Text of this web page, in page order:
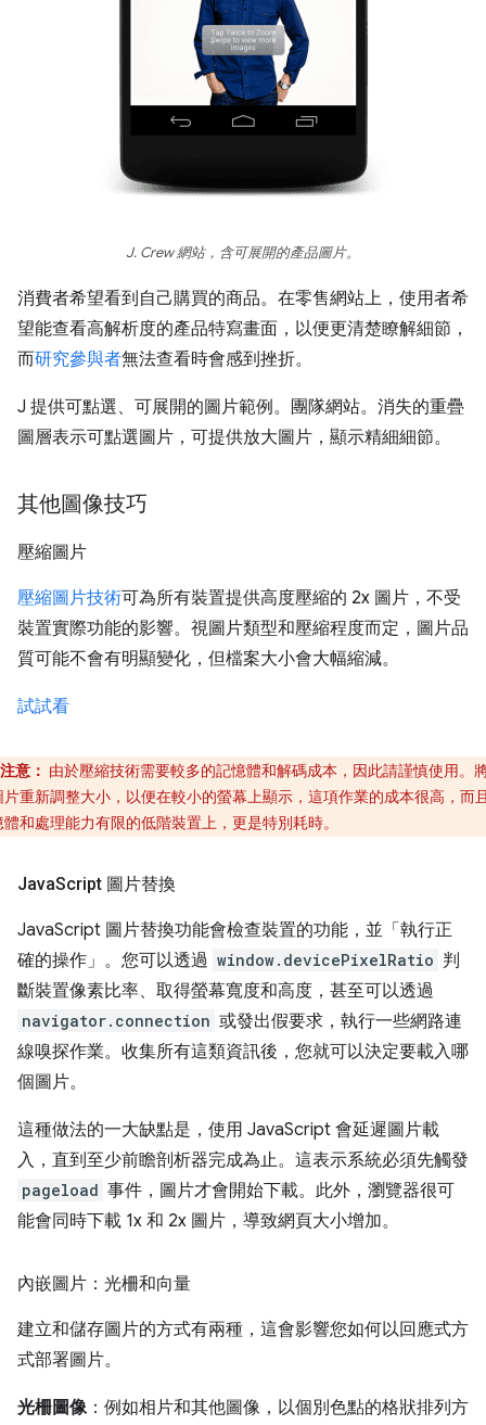
J. Crew 網站，含可展開的產品圖片。
消費者希望看到自己購買的商品。在零售網站上，使用者希
望能查看高解析度的產品特寫畫面，以便更清楚瞭解細節，
而研究參與者無法查看時會感到挫折。
J 提供可點選、可展開的圖片範例。團隊網站。消失的重疊
圖層表示可點選圖片，可提供放大圖片，顯示精細細節。
其他圖像技巧
壓縮圖片
壓縮圖片技術可為所有裝置提供高度壓縮的 2x 圖片，不受
裝置實際功能的影響。視圖片類型和壓縮程度而定，圖片品
質可能不會有明顯變化，但檔案大小會大幅縮減。
試試看
注意： 由於壓縮技術需要較多的記憶體和解碼成本，因此請謹慎使用。
片重新調整大小，以便在較小的螢幕上顯示，這項作業的成本很高，而
和處理能力有限的低階裝置上，更是特別耗時。
JavaScript 圖片替換
JavaScript 圖片替換功能會檢查裝置的功能，並「執行正
確的操作」。您可以透過 window.devicePixelRatio 判
斷裝置像素比率、取得螢幕寬度和高度，甚至可以透過
navigator.connection 或發出假要求，執行一些網路連
線嗅探作業。收集所有這類資訊後，您就可以決定要載入哪
個圖片。
這種做法的一大缺點是，使用 JavaScript 會延遲圖片載
入，直到至少前瞻剖析器完成為止。這表示系統必須先觸發
pageload 事件，圖片才會開始下載。此外，瀏覽器很可
能會同時下載 1x 和 2x 圖片，導致網頁大小增加。
內嵌圖片：光柵和向量
建立和儲存圖片的方式有兩種，這會影響您如何以回應式方
式部署圖片。
光柵圖像：例如相片和其他圖像，以個別色點的格狀排列方